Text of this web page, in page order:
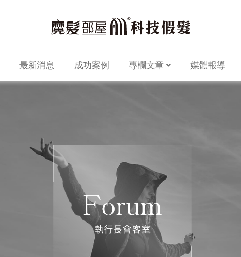
最新消息 成功案例 專欄文章 媒體報導